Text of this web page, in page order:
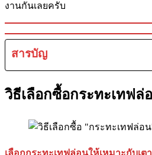
งานกันเลยครับ
สารบัญ
วิธีเลือกซื้อกระทะเทฟล่